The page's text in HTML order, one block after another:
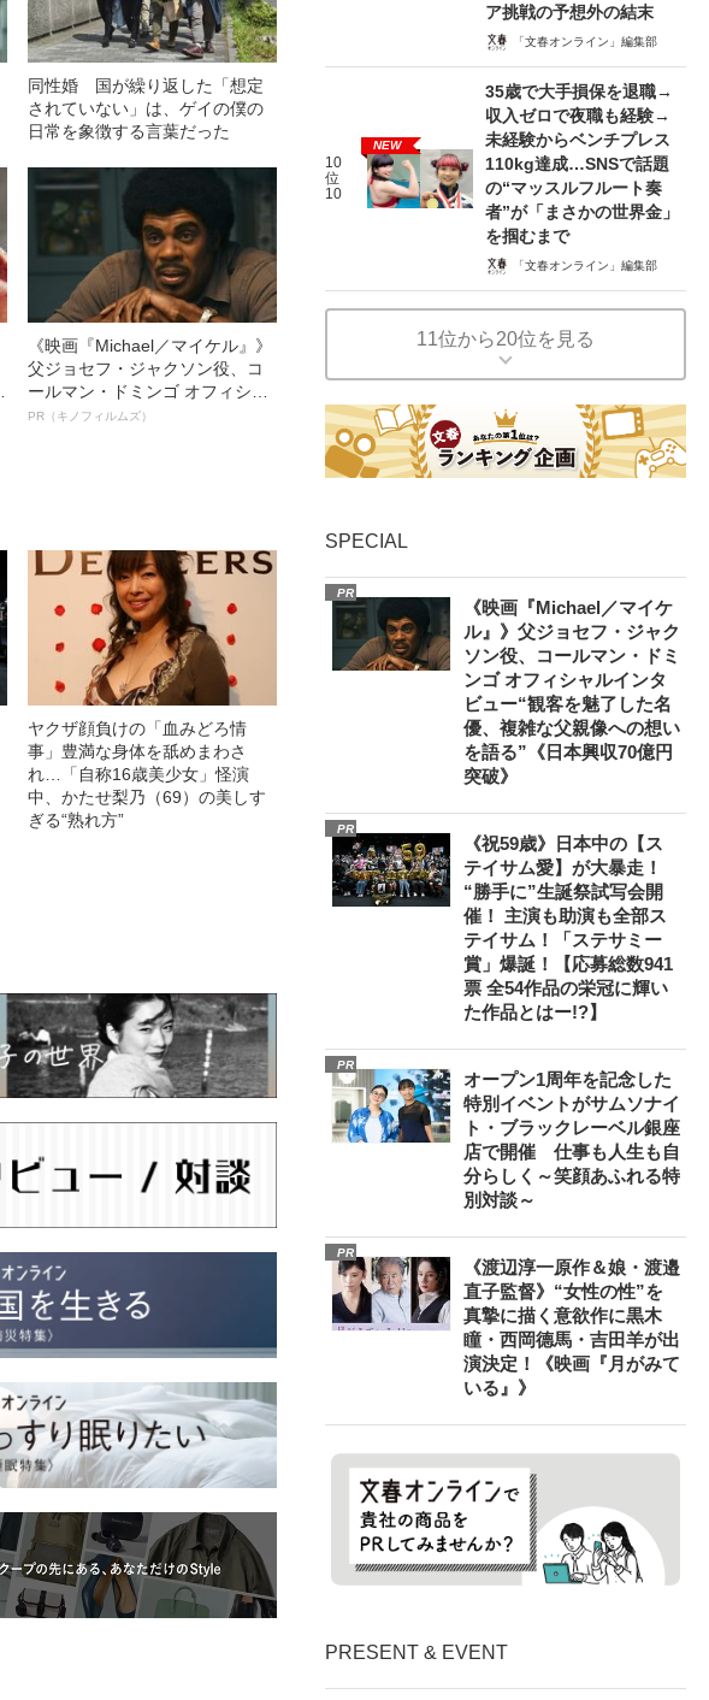
同性婚 国が繰り返した「想定
されていない」は、ゲイの僕の
日常を象徴する言葉だった
《映画『Michael／マイケル』》
父ジョセフ・ジャクソン役、コ
ールマン・ドミンゴ オフィシャ
ルインタビュー“観客を魅了した
PR（キノフィルムズ）
ヤクザ顔負けの「血みどろ情
事」豊満な身体を舐めまわさ
れ…「自称16歳美少女」怪演
中、かたせ梨乃（69）の美しす
ぎる“熟れ方”
ア挑戦の予想外の結末
「文春オンライン」編集部
10
位
10
NEW
35歳で大手損保を退職→
収入ゼロで夜職も経験→
未経験からベンチプレス
110kg達成…SNSで話題
の“マッスルフルート奏
者”が「まさかの世界金」
を掴むまで
「文春オンライン」編集部
11位から20位を見る
SPECIAL
PR
《映画『Michael／マイケ
ル』》父ジョセフ・ジャク
ソン役、コールマン・ドミ
ンゴ オフィシャルインタ
ビュー“観客を魅了した名
優、複雑な父親像への想い
を語る”《日本興収70億円
突破》
PR
《祝59歳》日本中の【ス
テイサム愛】が大暴走！
“勝手に”生誕祭試写会開
催！ 主演も助演も全部ス
テイサム！「ステサミー
賞」爆誕！【応募総数941
票 全54作品の栄冠に輝い
た作品とはー!?】
PR
オープン1周年を記念した
特別イベントがサムソナイ
ト・ブラックレーベル銀座
店で開催 仕事も人生も自
分らしく～笑顔あふれる特
別対談～
PR
《渡辺淳一原作＆娘・渡邉
直子監督》“女性の性”を
真摯に描く意欲作に黒木
瞳・西岡德馬・吉田羊が出
演決定！《映画『月がみて
いる』》
PRESENT & EVENT